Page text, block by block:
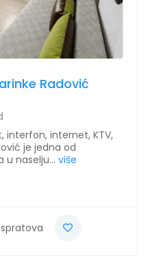
Radović
interfon, internet, KTV,
je jedna od
u naselju... više